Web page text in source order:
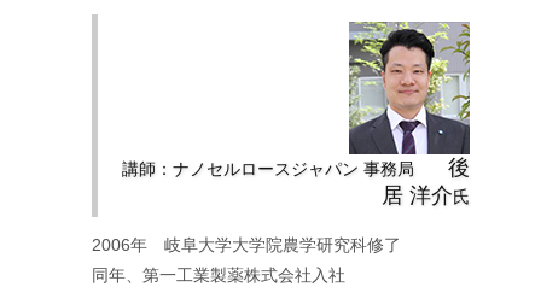
講師：ナノセルロースジャパン 事務局
後
居 洋介氏
2006年 岐阜大学大学院農学研究科修了
同年、第一工業製薬株式会社入社